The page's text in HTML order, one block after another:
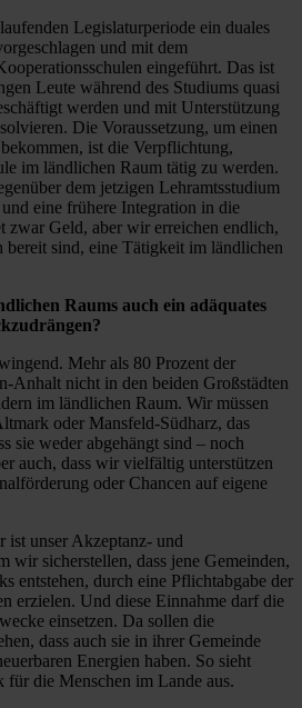
Legislaturperiode ein duales
und mit dem
eingeführt. Das ist
Leute während des Studiums quasi
werden und mit Unterstützung
Die Voraussetzung, um einen
ist die Verpflichtung,
im ländlichen Raum tätig zu werden.
dem jetzigen Lehramtsstudium
eine frühere Integration in die
zwar Geld, aber wir erreichen endlich,
bereit sind, eine Tätigkeit im ländlichen
Raums auch ein adäquates
Mehr als 80 Prozent der
Anhalt nicht in den beiden Großstädten
im ländlichen Raum. Wir müssen
oder Mansfeld-Südharz, das
sie weder abgehängt sind – noch
auch, dass wir vielfältig unterstützen
oder Chancen auf eigene
ist unser Akzeptanz- und
wir sicherstellen, dass jene Gemeinden,
entstehen, durch eine Pflichtabgabe der
erzielen. Und diese Einnahme darf die
einsetzen. Da sollen die
dass auch sie in ihrer Gemeinde
Energien haben. So sieht
für die Menschen im Lande aus.